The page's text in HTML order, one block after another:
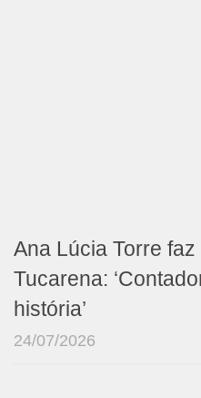
Ana Lúcia Torre
Tucarena:
história’
24/07/2026